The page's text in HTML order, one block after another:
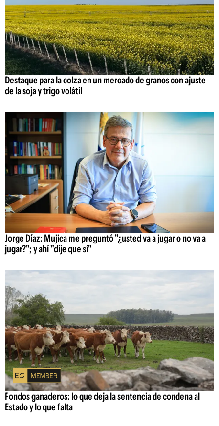
Destaque para la colza en un mercado de granos con ajuste
de la soja y trigo volátil
Jorge Díaz: Mujica me preguntó "¿usted va a jugar o no va a
jugar?"; y ahí "dije que sí"
Fondos ganaderos: lo que deja la sentencia de condena al
Estado y lo que falta